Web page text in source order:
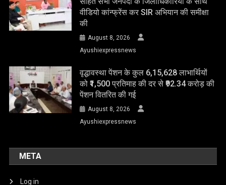
वीडियो कांन्फ्रेंस कर SIR अभियान की समीक्षा
की
August 8, 2026
Ayushiexpressnews
वृद्धावस्था पेंशन के कुल 6,15,628 लाभार्थियों
को ₹1,500 प्रतिमाह की दर से ₹92.34 करोड़ की
पेंशन वितरित की गई
August 8, 2026
Ayushiexpressnews
META
Log in